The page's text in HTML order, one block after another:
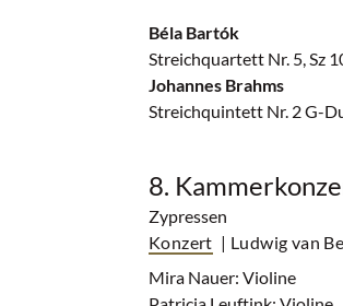
Béla Bartók
Streichquartett Nr. 5, Sz
Johannes Brahms
Streichquintett Nr. 2 G-
8.
Zypressen
Konzert | Ludwig van
Mira Nauer: Violine